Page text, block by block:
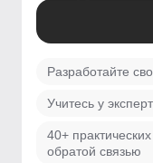
Разработайте
Учитесь у
40+
обратой связью